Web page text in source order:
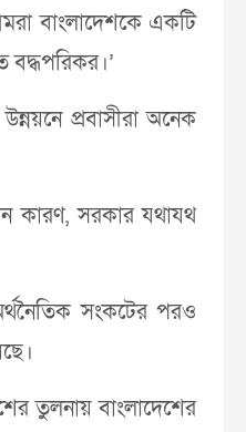
বাংলাদেশকে একটি
বদ্ধপরিকর।’
প্রবাসীরা অনেক
কারণ, সরকার যথাযথ
সংকটের পরও
তুলনায় বাংলাদেশের